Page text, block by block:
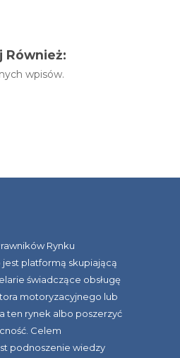
Również:
wpisów.
Rynku
platformą skupiającą
świadczące obsługę
motoryzacyjnego lub
ten rynek albo poszerzyć
Celem
podnoszenie wiedzy